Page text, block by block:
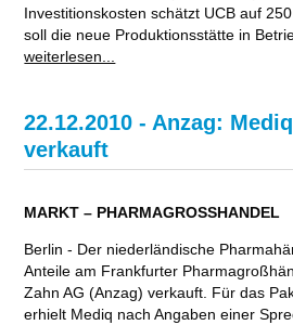
Investitionskosten schätzt UCB auf
soll die neue Produktionsstätte in
weiterlesen...
22.12.2010 - Anzag:
verkauft
MARKT – PHARMAGROSSHANDEL
Berlin - Der niederländische
Anteile am Frankfurter
Zahn AG (Anzag) verkauft. Für das
erhielt Mediq nach Angaben einer